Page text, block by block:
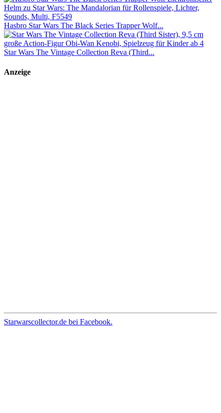
Hasbro Star Wars The Black Series Trapper Wolf...
Star Wars The Vintage Collection Reva (Third...
Anzeige
Starwarscollector.de bei Facebook.